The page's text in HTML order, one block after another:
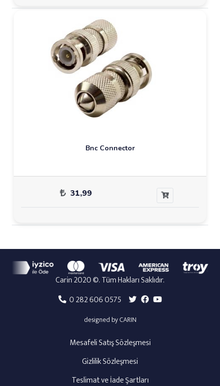
Bnc Connector
31,99
Carin 2020 ©. Tüm Hakları Saklıdır.
0 282 606 0575
designed by CARIN
Mesafeli Satış Sözleşmesi
Gizlilik Sözleşmesi
Teslimat ve İade Şartları